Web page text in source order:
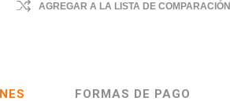
AGREGAR A LA LISTA DE COMPARACIÓN
FORMAS DE PAGO